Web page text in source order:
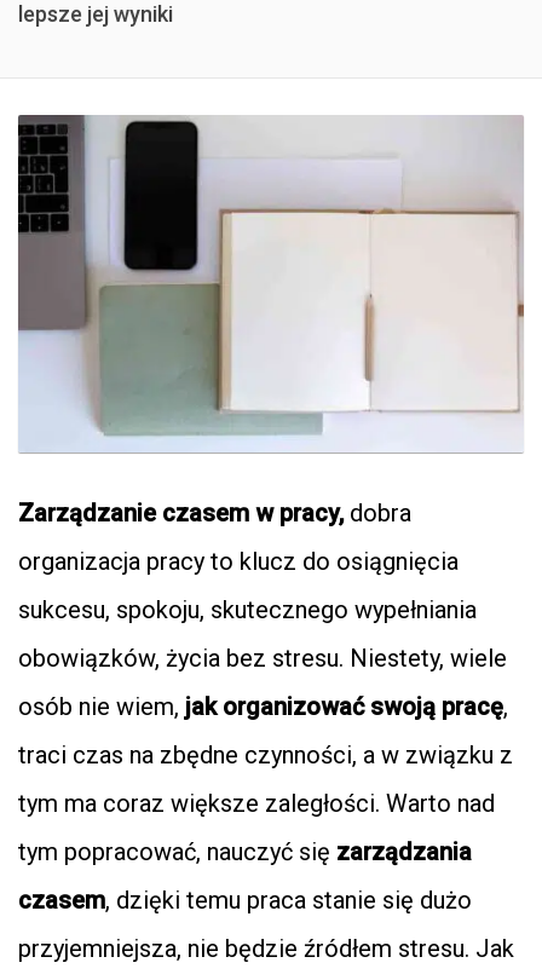
lepsze jej wyniki
Zarządzanie czasem w pracy, dobra
organizacja pracy to klucz do osiągnięcia
sukcesu, spokoju, skutecznego wypełniania
obowiązków, życia bez stresu. Niestety, wiele
osób nie wiem, jak organizować swoją pracę,
traci czas na zbędne czynności, a w związku z
tym ma coraz większe zaległości. Warto nad
tym popracować, nauczyć się zarządzania
czasem, dzięki temu praca stanie się dużo
przyjemniejsza, nie będzie źródłem stresu. Jak